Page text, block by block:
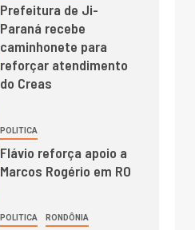
Prefeitura de Ji-
Paraná recebe
caminhonete para
reforçar atendimento
do Creas
POLITICA
Flávio reforça apoio a
Marcos Rogério em RO
POLITICA RONDÔNIA